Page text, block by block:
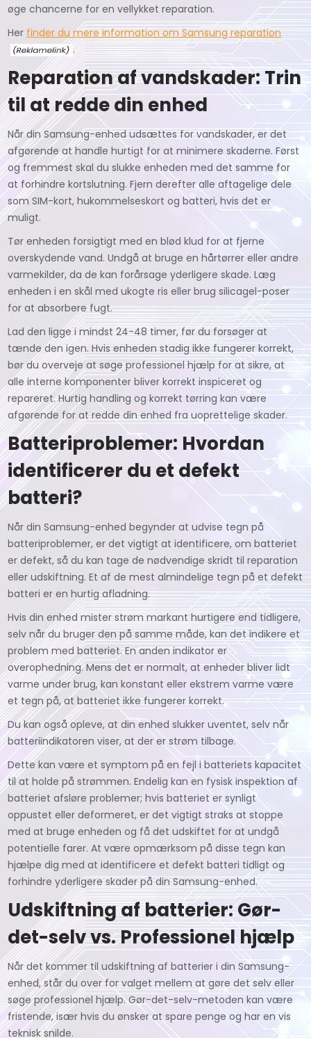
øge chancerne for en vellykket reparation.
Her finder du mere information om Samsung reparation
.
Reparation af vandskader: Trin
til at redde din enhed
Når din Samsung-enhed udsættes for vandskader, er det
afgørende at handle hurtigt for at minimere skaderne. Først
og fremmest skal du slukke enheden med det samme for
at forhindre kortslutning. Fjern derefter alle aftagelige dele
som SIM-kort, hukommelseskort og batteri, hvis det er
muligt.
Tør enheden forsigtigt med en blød klud for at fjerne
overskydende vand. Undgå at bruge en hårtørrer eller andre
varmekilder, da de kan forårsage yderligere skade. Læg
enheden i en skål med ukogte ris eller brug silicagel-poser
for at absorbere fugt.
Lad den ligge i mindst 24-48 timer, før du forsøger at
tænde den igen. Hvis enheden stadig ikke fungerer korrekt,
bør du overveje at søge professionel hjælp for at sikre, at
alle interne komponenter bliver korrekt inspiceret og
repareret. Hurtig handling og korrekt tørring kan være
afgørende for at redde din enhed fra uoprettelige skader.
Batteriproblemer: Hvordan
identificerer du et defekt
batteri?
Når din Samsung-enhed begynder at udvise tegn på
batteriproblemer, er det vigtigt at identificere, om batteriet
er defekt, så du kan tage de nødvendige skridt til reparation
eller udskiftning. Et af de mest almindelige tegn på et defekt
batteri er en hurtig afladning.
Hvis din enhed mister strøm markant hurtigere end tidligere,
selv når du bruger den på samme måde, kan det indikere et
problem med batteriet. En anden indikator er
overophedning. Mens det er normalt, at enheder bliver lidt
varme under brug, kan konstant eller ekstrem varme være
et tegn på, at batteriet ikke fungerer korrekt.
Du kan også opleve, at din enhed slukker uventet, selv når
batteriindikatoren viser, at der er strøm tilbage.
Dette kan være et symptom på en fejl i batteriets kapacitet
til at holde på strømmen. Endelig kan en fysisk inspektion af
batteriet afsløre problemer; hvis batteriet er synligt
oppustet eller deformeret, er det vigtigt straks at stoppe
med at bruge enheden og få det udskiftet for at undgå
potentielle farer. At være opmærksom på disse tegn kan
hjælpe dig med at identificere et defekt batteri tidligt og
forhindre yderligere skader på din Samsung-enhed.
Udskiftning af batterier: Gør-
det-selv vs. Professionel hjælp
Når det kommer til udskiftning af batterier i din Samsung-
enhed, står du over for valget mellem at gøre det selv eller
søge professionel hjælp. Gør-det-selv-metoden kan være
fristende, især hvis du ønsker at spare penge og har en vis
teknisk snilde.